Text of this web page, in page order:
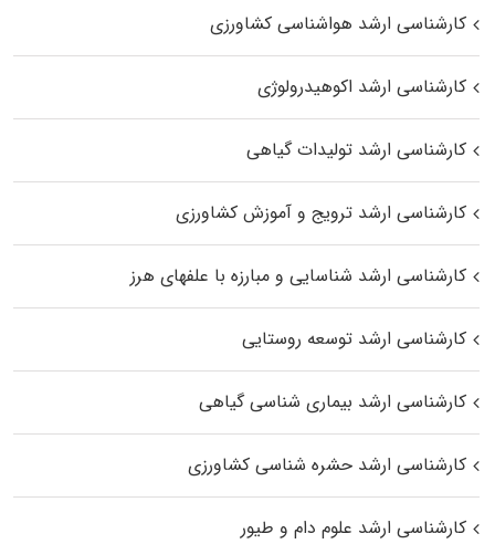
کارشناسی ارشد هواشناسی کشاورزی
کارشناسی ارشد اکوهیدرولوژی
کارشناسی ارشد تولیدات گیاهی
کارشناسی ارشد ترویج و آموزش کشاورزی
کارشناسی ارشد شناسایی و مبارزه با علفهای هرز
کارشناسی ارشد توسعه روستایی
کارشناسی ارشد بیماری‌ شناسی گیاهی
کارشناسی ارشد حشره‌ شناسی کشاورزی
کارشناسی ارشد علوم دام و طیور